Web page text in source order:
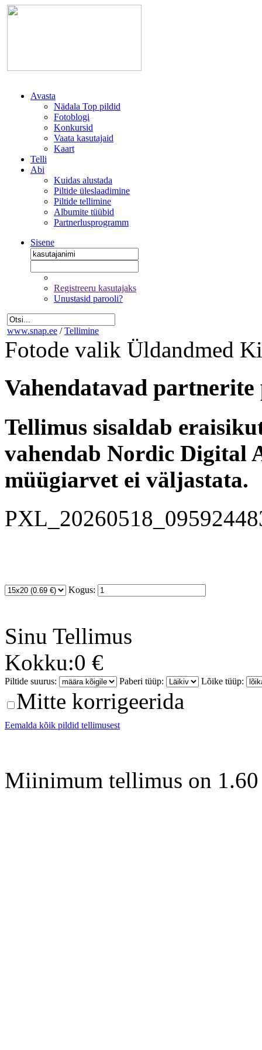
Avasta
Nädala Top pildid
Fotoblogi
Konkursid
Vaata kasutajaid
Kaart
Telli
Abi
Kuidas alustada
Piltide üleslaadimine
Piltide tellimine
Albumite tüübid
Partnerlusprogramm
Sisene
Registreeru kasutajaks
Unustasid parooli?
www.snap.ee / Tellimine
Fotode valik Üldandmed
Vahendatavad
Tellimus sisaldab
vahendab Nordic Digital
müügiarvet ei väljastata.
Kogus:
Sinu Tellimus
Kokku:0 €
Piltide suurus: Paberi tüüp: Lõike tüüp:
Mitte korrigeerida
Eemalda kõik pildid tellimusest
Miinimum tellimus on